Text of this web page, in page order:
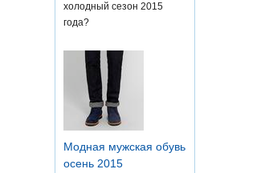
холодный сезон 2015
года?
Модная мужская обувь
осень 2015